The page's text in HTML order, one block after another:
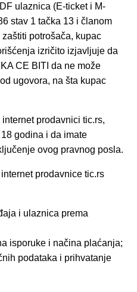
ulaznica (E-ticket i M-
stav 1 tačka 13 i članom
potrošača, kupac
izričito izjavljuje da
CE BITI da ne može
ugovora, na šta kupac
prodavnici tic.rs,
godina i da imate
ovog pravnog posla.
prodavnice tic.rs
i ulaznica prema
isporuke i načina plaćanja;
podataka i prihvatanje